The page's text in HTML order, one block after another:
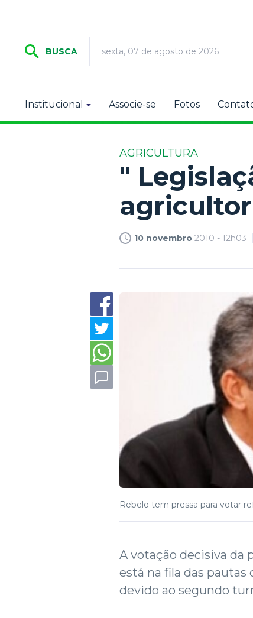
BUSCA sexta, 07 de agosto de 2026
Institucional Associe-se Fotos
AGRICULTURA
"
10 novembro 2010 - 12h03
Rebelo tem pressa para votar
A votação decisiva da
está na fila das pautas
devido ao segundo